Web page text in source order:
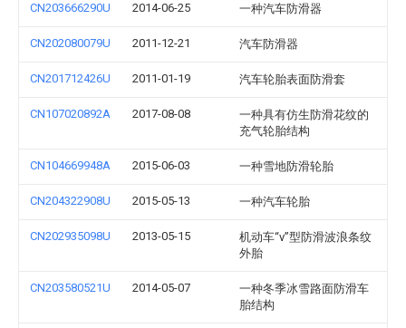
CN203666290U 2014-06-25 一种汽车防滑器
CN202080079U 2011-12-21 汽车防滑器
CN201712426U 2011-01-19 汽车轮胎表面防滑套
CN107020892A 2017-08-08
一种具有仿生防滑花纹的
充气轮胎结构
CN104669948A 2015-06-03 一种雪地防滑轮胎
CN204322908U 2015-05-13 一种汽车轮胎
CN202935098U 2013-05-15
机动车“v”型防滑波浪条纹
外胎
CN203580521U 2014-05-07
一种冬季冰雪路面防滑车
胎结构